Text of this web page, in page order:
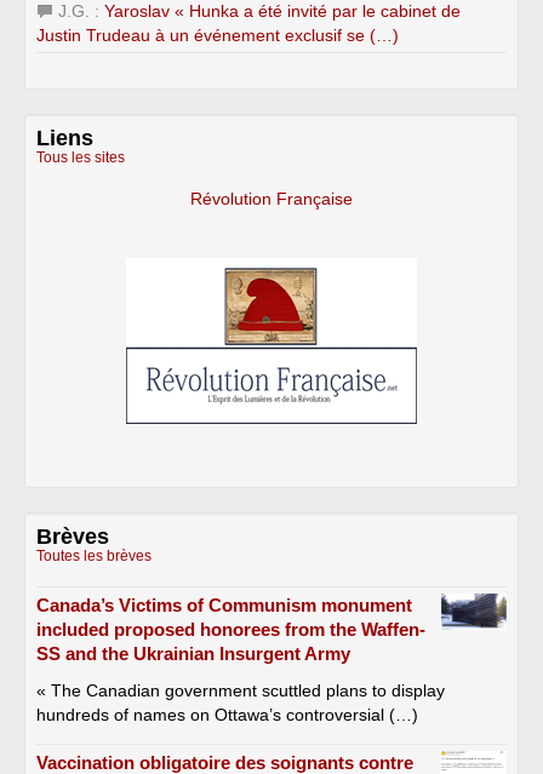
J.G. : Yaroslav « Hunka a été invité par le cabinet de
Justin Trudeau à un événement exclusif se (…)
Liens
Tous les sites
Révolution Française
Brèves
Toutes les brèves
Canada’s Victims of Communism monument
included proposed honorees from the Waffen-
SS and the Ukrainian Insurgent Army
« The Canadian government scuttled plans to display
hundreds of names on Ottawa’s controversial (…)
Vaccination obligatoire des soignants contre